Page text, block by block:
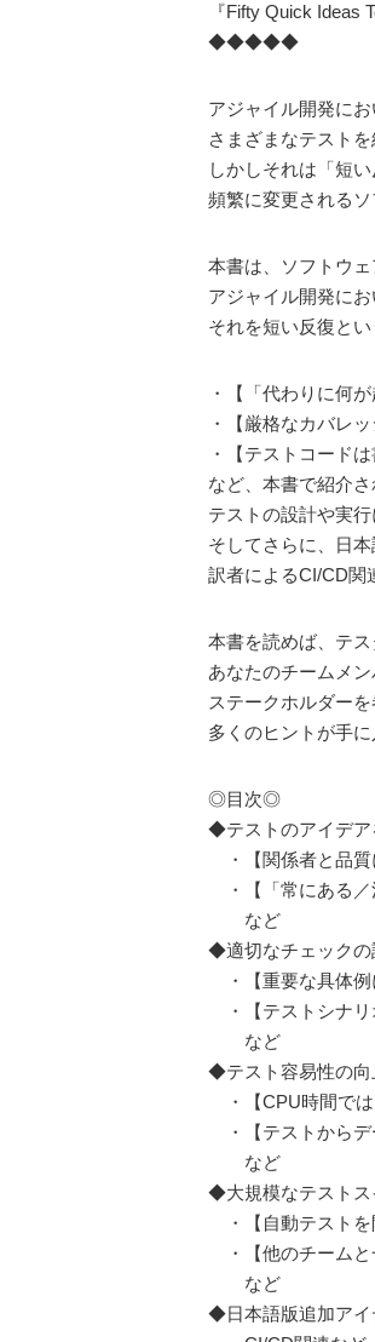
『Fifty Quick Ideas
◆◆◆◆◆
アジャイル開発に
さまざまなテスト
しかしそれは「短
頻繁に変更される
本書は、ソフトウェ
アジャイル開発に
それを短い反復と
・【「代わりに何
・【厳格なカバレ
・【テストコード
など、本書で紹介さ
テストの設計や実
そしてさらに、日本
訳者によるCI/CD関
本書を読めば、テス
あなたのチームメ
ステークホルダー
多くのヒントが手に
◎目次◎
◆テストのアイデア
・【関係者と品質
・【「常にある／
など
◆適切なチェックの
・【重要な具体例
・【テストシナリ
など
◆テスト容易性の向
・【CPU時間では
・【テストからデ
など
◆大規模なテストス
・【自動テストを
・【他のチームと
など
◆日本語版追加アイ